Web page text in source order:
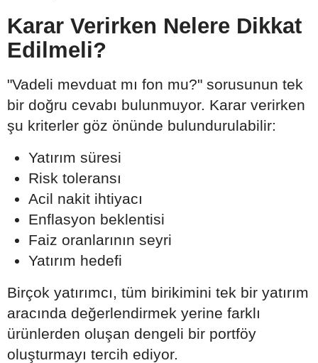
Karar Verirken Nelere Dikkat
Edilmeli?
"Vadeli mevduat mı fon mu?" sorusunun tek
bir doğru cevabı bulunmuyor. Karar verirken
şu kriterler göz önünde bulundurulabilir:
Yatırım süresi
Risk toleransı
Acil nakit ihtiyacı
Enflasyon beklentisi
Faiz oranlarının seyri
Yatırım hedefi
Birçok yatırımcı, tüm birikimini tek bir yatırım
aracında değerlendirmek yerine farklı
ürünlerden oluşan dengeli bir portföy
oluşturmayı tercih ediyor.